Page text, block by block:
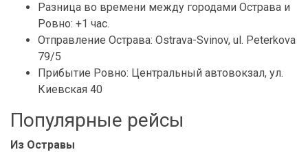
Разница во времени между городами Острава и
Ровно: +1 час.
Отправление Острава: Ostrava-Svinov, ul. Peterkova
79/5
Прибытие Ровно: Центральный автовокзал, ул.
Киевская 40
Популярные рейсы
Из Остравы